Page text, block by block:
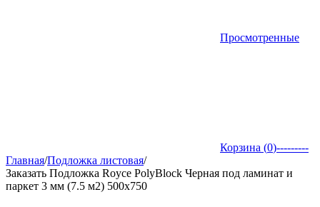
Просмотренные
Корзина (0)---------
Главная/Подложка листовая/
Заказать Подложка Royce PolyBlock Черная под ламинат и
паркет 3 мм (7.5 м2) 500х750